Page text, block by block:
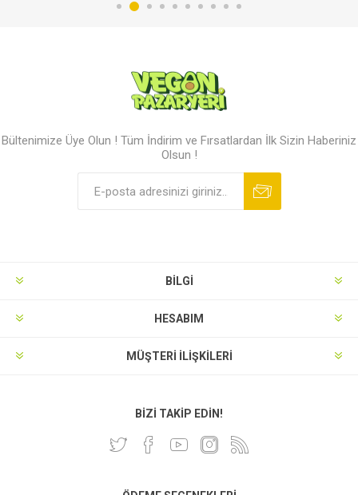
Bültenimize Üye Olun ! Tüm İndirim ve Fırsatlardan İlk Sizin Haberiniz
Olsun !
BILGI
HESABIM
MÜŞTERI İLIŞKILERI
BIZI TAKIP EDIN!